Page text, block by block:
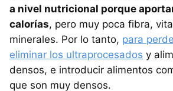
a nivel nutricional porque
calorías, pero muy poca fibra,
minerales. Por lo tanto, para
eliminar los ultraprocesados y
densos, e introducir alimentos
que son muy densos.